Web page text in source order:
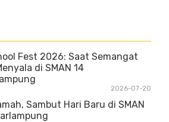
Fest 2026: Saat Semangat
di SMAN 14
2026-07-20
Sambut Hari Baru di SMAN